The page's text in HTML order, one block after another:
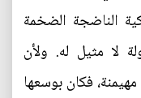
الناضجة الضخمة
لا مثيل له. ولأن
فكان بوسعها